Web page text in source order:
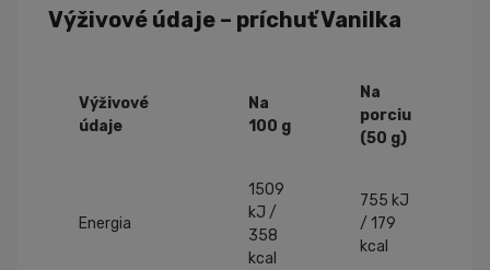
Výživové údaje – príchuť Vanilka
Výživové
údaje
Na
100 g
Na
porciu
(50 g)
Energia
1509
kJ /
358
kcal
755 kJ
/ 179
kcal